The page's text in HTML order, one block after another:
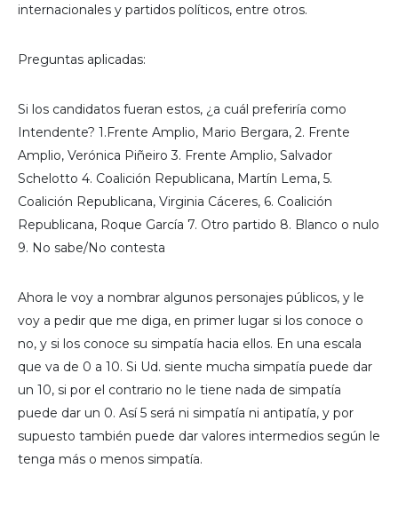
internacionales y partidos políticos, entre otros.
Preguntas aplicadas:
Si los candidatos fueran estos, ¿a cuál preferiría como
Intendente? 1.Frente Amplio, Mario Bergara, 2. Frente
Amplio, Verónica Piñeiro 3. Frente Amplio, Salvador
Schelotto 4. Coalición Republicana, Martín Lema, 5.
Coalición Republicana, Virginia Cáceres, 6. Coalición
Republicana, Roque García 7. Otro partido 8. Blanco o nulo
9. No sabe/No contesta
Ahora le voy a nombrar algunos personajes públicos, y le
voy a pedir que me diga, en primer lugar si los conoce o
no, y si los conoce su simpatía hacia ellos. En una escala
que va de 0 a 10. Si Ud. siente mucha simpatía puede dar
un 10, si por el contrario no le tiene nada de simpatía
puede dar un 0. Así 5 será ni simpatía ni antipatía, y por
supuesto también puede dar valores intermedios según le
tenga más o menos simpatía.